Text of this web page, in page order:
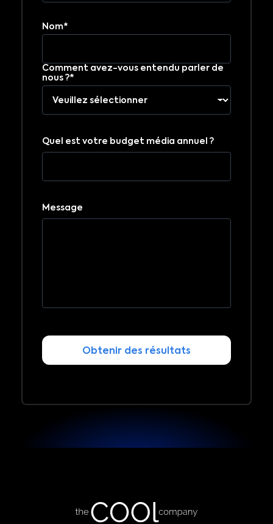
Nom*
Comment avez-vous entendu parler de
nous ?*
Quel est votre budget média annuel ?
Message